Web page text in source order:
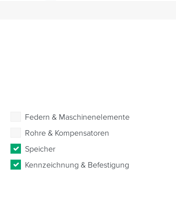
Federn & Maschinenelemente
Rohre & Kompensatoren
Speicher
Kennzeichnung & Befestigung